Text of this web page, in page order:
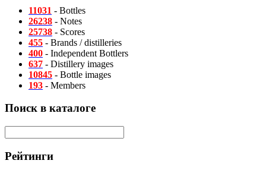
11031 - Bottles
26238 - Notes
25738 - Scores
455 - Brands / distilleries
400 - Independent Bottlers
637 - Distillery images
10845 - Bottle images
193 - Members
Поиск в каталоге
Рейтинги